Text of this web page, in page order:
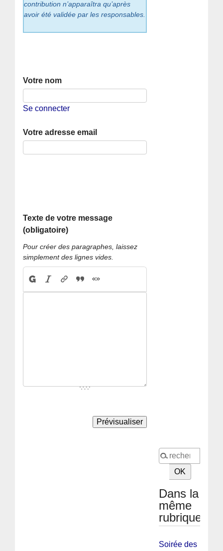
contribution n’apparaîtra qu’après
avoir été validée par les responsables.
Votre nom
Se connecter
Votre adresse email
Texte de votre message
(obligatoire)
Pour créer des paragraphes, laissez
simplement des lignes vides.
Dans la
même
rubrique
Soirée des